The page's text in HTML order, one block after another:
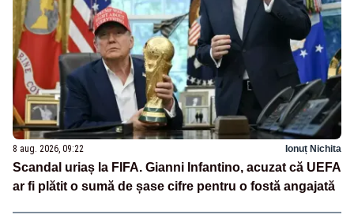
8 aug. 2026, 09:22 Ionuț Nichita
Scandal uriaș la FIFA. Gianni Infantino, acuzat că UEFA
ar fi plătit o sumă de șase cifre pentru o fostă angajată